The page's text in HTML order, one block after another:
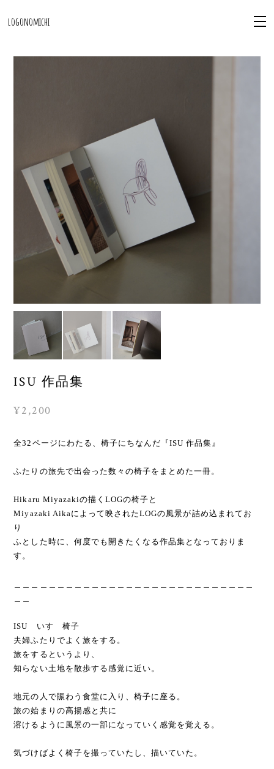
logonomichi
ISU 作品集
¥2,200
全32ページにわたる、椅子にちなんだ『ISU 作品集』
ふたりの旅先で出会った数々の椅子をまとめた一冊。
Hikaru Miyazakiの描くLOGの椅子と
Miyazaki Aikaによって映されたLOGの風景が詰め込まれてお
り
ふとした時に、何度でも開きたくなる作品集となっておりま
す。
ISU いす 椅子
夫婦ふたりでよく旅をする。
旅をするというより、
知らない土地を散歩する感覚に近い。
地元の人で賑わう食堂に入り、椅子に座る。
旅の始まりの高揚感と共に
溶けるように風景の一部になっていく感覚を覚える。
気づけばよく椅子を撮っていたし、描いていた。